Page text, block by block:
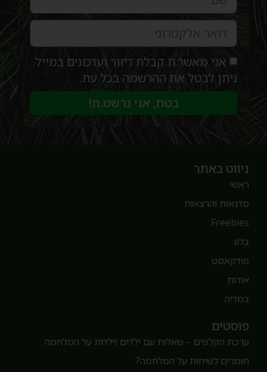
אני מאשר.ת קבלת דיוור ועדכונים במייל.
ניתן לבטל את ההרשמה בכל עת.
בטח, אני נרשמ.ת!
ניווט באתר
ראשי
סדנאות והרצאות
Freebies
פודקאסט
אודות
במדיה
פוסטים
ערכת הקלפים – שאלות עם ילדים וילדות על המלחמה
חומרים לשיחות על המלחמה?